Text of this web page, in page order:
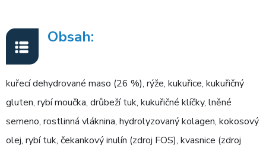
Obsah:
kuřecí dehydrované maso (26 %), rýže, kukuřice, kukuřičný
gluten, rybí moučka, drůbeží tuk, kukuřičné klíčky, lněné
semeno, rostlinná vláknina, hydrolyzovaný kolagen, kokosový
olej, rybí tuk, čekankový inulín (zdroj FOS), kvasnice (zdroj